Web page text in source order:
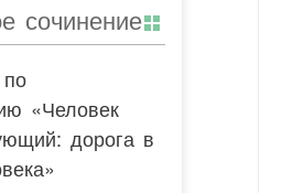
сочинение
«Человек
дорога в